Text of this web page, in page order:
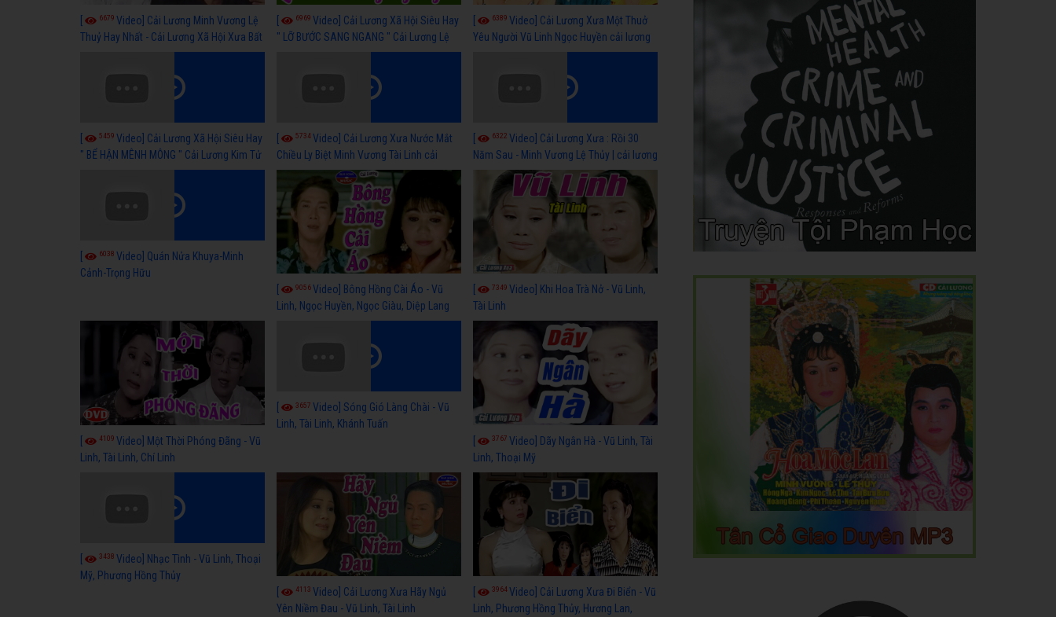
6679 Video] Cải Lương Minh Vương Lệ
Thuỷ Hay Nhất - Cải Lương Xã Hội Xưa Bất
6969 Video] Cải Lương Xã Hội Siêu Hay
" LỠ BƯỚC SANG NGANG " Cải Lương Lệ
Thuỷ, Thanh Tuấn, Hồng Nga
6389 Video] Cải Lương Xưa Một Thuở
Yêu Người Vũ Linh Ngọc Huyền cải lương
5459 Video] Cải Lương Xã Hội Siêu Hay
" BỂ HẬN MÊNH MÔNG " Cải Lương Kim Tử
Long, Thanh Ngân Hay Nhất
5734Video] Cải Lương Xưa Nước Mắt
Chiều Ly Biệt Minh Vương Tài Linh cải
lương xã hội hay nhất
6322 Video] Cải Lương Xưa : Rồi 30
Năm Sau - Minh Vương Lệ Thủy | cải lương
xã hội hay nhất
6038 Video] Quán Nửa Khuya-Minh
Cảnh-Trọng Hữu
9056Video] Bông Hồng Cài Áo - Vũ
Linh, Ngọc Huyền, Ngọc Giàu, Diệp Lang
7349 Video] Khi Hoa Trà Nở - Vũ Linh,
Tài Linh
4109 Video] Một Thời Phóng Đãng - Vũ
Linh, Tài Linh, Chí Linh
3657 Video] Sóng Gió Làng Chài - Vũ
Linh, Tài Linh, Khánh Tuấn
3767 Video] Dãy Ngân Hà - Vũ Linh, Tài
Linh, Thoại Mỹ
3438 Video] Nhạc Tình - Vũ Linh, Thoại
Mỹ, Phương Hồng Thủy
4113 Video] Cải Lương Xưa Hãy Ngủ
Yên Niềm Đau - Vũ Linh, Tài Linh
3964Video] Cải Lương Xưa Đi Biển - Vũ
Linh, Phương Hồng Thủy, Hương Lan,